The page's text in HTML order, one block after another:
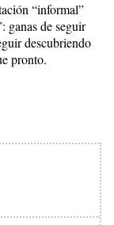
“informal”
ganas de seguir
descubriendo
pronto.